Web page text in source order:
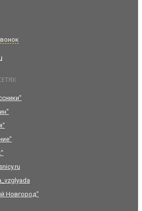
Новгород"